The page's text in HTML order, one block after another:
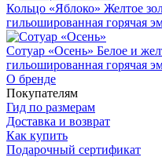
Кольцо «Яблоко» Желтое
гильошированная горячая
Сотуар «Осень» Белое и
гильошированная горячая
О бренде
Покупателям
Гид по размерам
Доставка и возврат
Как купить
Подарочный сертификат